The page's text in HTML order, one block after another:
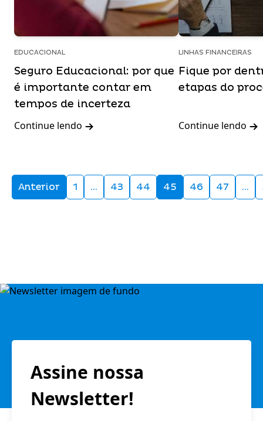
EDUCACIONAL
Seguro Educacional: por que
é importante contar em
tempos de incerteza
Continue lendo
LINHAS FINANCEIRAS
Fique por
etapas do
Continue lendo
Anterior 1 … 43 44 45 46 47 …
Assine nossa
Newsletter!